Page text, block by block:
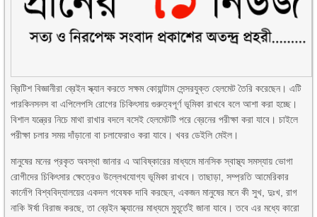
ব্রিটিশ বিজ্ঞানীরা ব্রেইন স্ক্যান করতে সক্ষম কোয়ান্টাম সেন্সরযুক্ত হেলমেট তৈরি করেছেন। এটি
পারকিনসনস বা এপিলেপসি রোগের চিকিৎসায় গুরুত্বপূর্ণ ভূমিকা রাখবে বলে আশা করা হচ্ছে।
বিশাল যন্ত্রের নিচে মাথা রাখার বদলে বসেই হেলমেটটি পরে ব্রেনের পরীক্ষা করা যাবে। চাইলে
পরীক্ষা চলার সময় দাঁড়ানো বা চলাফেরাও করা যাবে। খবর ডেইলি মেইল।
মানুষের মনের প্রকৃত অবস্থা জানার এ আবিষ্কারের মাধ্যমে মানসিক স্বাস্থ্য সমস্যায় ভোগা
রোগীদের চিকিৎসার ক্ষেত্রেও উল্লেখযোগ্য ভূমিকা রাখবে। তাছাড়া, সম্প্রতি আমেরিকার
কার্নেগি বিশ্ববিদ্যালয়ের একদল গবেষক দাবি করছেন, একজন মানুষের মনে কী সুখ, দুঃখ, রাগ
নাকি ঈর্ষা বিরাজ করছে, তা ব্রেইন স্ক্যানের মাধ্যমে মুহূর্তেই জানা যাবে। তবে এর মধ্যে কারো